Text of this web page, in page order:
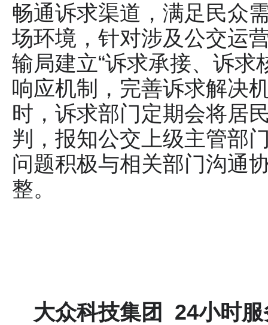
畅通诉求渠道，满足民众
场环境，针对涉及公交运
输局建立“诉求承接、诉求
响应机制，完善诉求解决
时，诉求部门定期会将居
判，报知公交上级主管部
问题积极与相关部门沟通
整。
大众科技集团
24小时